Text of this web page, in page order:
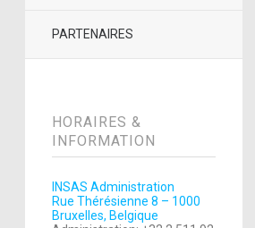
PARTENAIRES
HORAIRES &
INFORMATION
INSAS Administration
Rue Thérésienne 8 – 1000
Bruxelles, Belgique